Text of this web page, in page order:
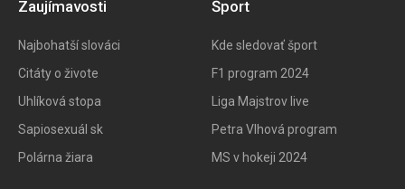
Zaujímavosti
Najbohatší slováci
Citáty o živote
Uhlíková stopa
Sapiosexuál sk
Polárna žiara
Šport
Kde sledovať šport
F1 program 2024
Liga Majstrov live
Petra Vlhová program
MS v hokeji 2024